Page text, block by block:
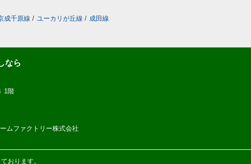
成千原線 / ユーカリが丘線 / 成田線
なら
1階
ムファクトリー株式会社
おります。